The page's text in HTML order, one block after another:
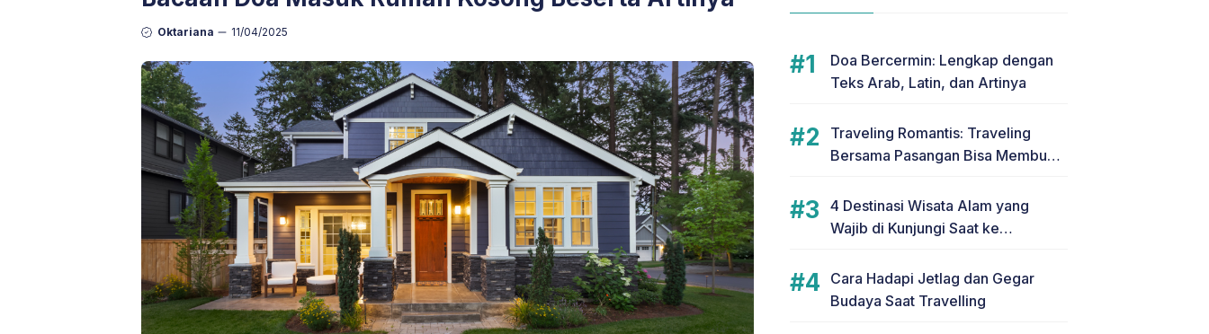
Oktariana 11/04/2025
Doa Bercermin: Lengkap dengan
Teks Arab, Latin, dan Artinya
Traveling Romantis: Traveling
Bersama Pasangan Bisa Membuat
4 Destinasi Wisata Alam yang
Wajib di Kunjungi Saat ke
Cara Hadapi Jetlag dan Gegar
Budaya Saat Travelling